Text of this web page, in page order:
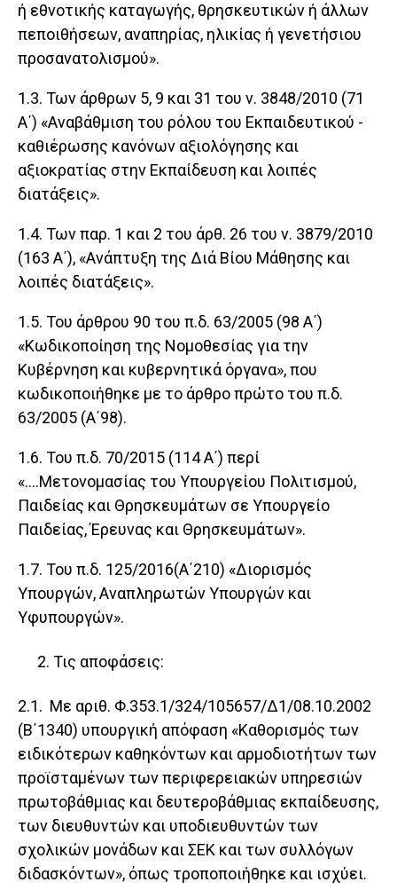
ή εθνοτικής καταγωγής, θρησκευτικών ή άλλων
πεποιθήσεων, αναπηρίας, ηλικίας ή γενετήσιου
προσανατολισμού».
1.3. Των άρθρων 5, 9 και 31 του ν. 3848/2010 (71
Α΄) «Αναβάθμιση του ρόλου του Εκπαιδευτικού -
καθιέρωσης κανόνων αξιολόγησης και
αξιοκρατίας στην Εκπαίδευση και λοιπές
διατάξεις».
1.4. Των παρ. 1 και 2 του άρθ. 26 του ν. 3879/2010
(163 Α΄), «Ανάπτυξη της Διά Βίου Μάθησης και
λοιπές διατάξεις».
1.5. Του άρθρου 90 του π.δ. 63/2005 (98 Α΄)
«Κωδικοποίηση της Νομοθεσίας για την
Κυβέρνηση και κυβερνητικά όργανα», που
κωδικοποιήθηκε με το άρθρο πρώτο του π.δ.
63/2005 (Α΄98).
1.6. Του π.δ. 70/2015 (114 Α΄) περί
«....Μετονομασίας του Υπουργείου Πολιτισμού,
Παιδείας και Θρησκευμάτων σε Υπουργείο
Παιδείας, Έρευνας και Θρησκευμάτων».
1.7. Του π.δ. 125/2016(Α΄210) «Διορισμός
Υπουργών, Αναπληρωτών Υπουργών και
Υφυπουργών».
Τις αποφάσεις:
2.1. Με αριθ. Φ.353.1/324/105657/Δ1/08.10.2002
(Β΄1340) υπουργική απόφαση «Καθορισμός των
ειδικότερων καθηκόντων και αρμοδιοτήτων των
προϊσταμένων των περιφερειακών υπηρεσιών
πρωτοβάθμιας και δευτεροβάθμιας εκπαίδευσης,
των διευθυντών και υποδιευθυντών των
σχολικών μονάδων και ΣΕΚ και των συλλόγων
διδασκόντων», όπως τροποποιήθηκε και ισχύει.